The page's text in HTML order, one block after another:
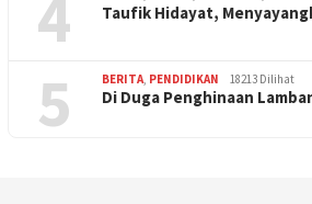
4 Taufik Hidayat,
5 BERITA, PENDIDIKAN 18213 Dilihat
Di Duga Penghinaan